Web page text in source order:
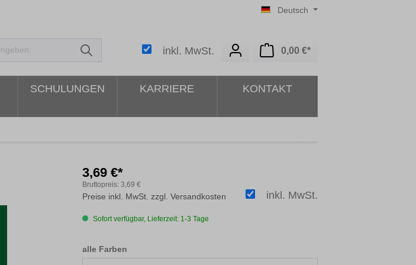
Deutsch
inkl. MwSt. 0,00 €*Warenkorb enthält 0
SCHULUNGEN KARRIERE KONTAKT
3,69 €*
Bruttopreis: 3,69 €
inkl. MwSt.
Preise inkl. MwSt. zzgl. Versandkosten
Sofort verfügbar, Lieferzeit: 1-3 Tage
alle Farbenauswählen